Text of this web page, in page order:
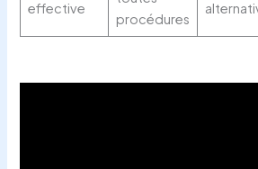
effective
procédures